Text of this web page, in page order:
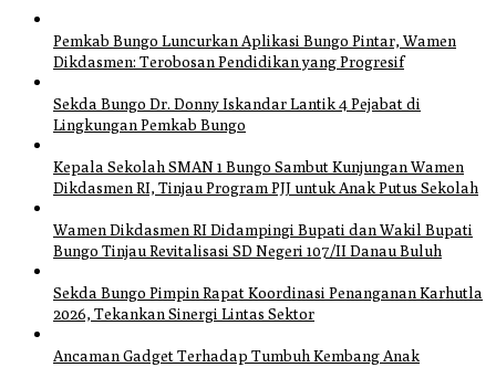
Pemkab Bungo Luncurkan Aplikasi Bungo Pintar, Wamen
Dikdasmen: Terobosan Pendidikan yang Progresif
Sekda Bungo Dr. Donny Iskandar Lantik 4 Pejabat di
Lingkungan Pemkab Bungo
Kepala Sekolah SMAN 1 Bungo Sambut Kunjungan Wamen
Dikdasmen RI, Tinjau Program PJJ untuk Anak Putus Sekolah
Wamen Dikdasmen RI Didampingi Bupati dan Wakil Bupati
Bungo Tinjau Revitalisasi SD Negeri 107/II Danau Buluh
Sekda Bungo Pimpin Rapat Koordinasi Penanganan Karhutla
2026, Tekankan Sinergi Lintas Sektor
Ancaman Gadget Terhadap Tumbuh Kembang Anak